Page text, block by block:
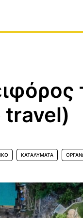
travel)
ΚΑΤΑΛΎΜΑΤΑ